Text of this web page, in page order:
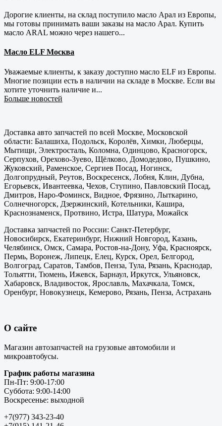
Дорогие клиенты, на склад поступило масло Арал из Европы,
мы готовы принимать ваши заказы на масло Арал. Купить
масло ARAL можно через нашего...
Масло ELF Москва
Уважаемые клиенты, к заказу доступно масло ELF из Европы.
Многие позиции есть в наличии на складе в Москве. Если вы
хотите уточнить наличие и...
Больше новостей
Доставка авто запчастей по всей Москве, Московской
области: Балашиха, Подольск, Королёв, Химки, Люберцы,
Мытищи, Электросталь, Коломна, Одинцово, Красногорск,
Серпухов, Орехово-Зуево, Щёлково, Домодедово, Пушкино,
Жуковский, Раменское, Сергиев Посад, Ногинск,
Долгопрудный, Реутов, Воскресенск, Лобня, Клин, Дубна,
Егорьевск, Ивантеевка, Чехов, Ступино, Павловский Посад,
Дмитров, Наро-Фоминск, Видное, Фрязино, Лыткарино,
Солнечногорск, Дзержинский, Котельники, Кашира,
Краснознаменск, Протвино, Истра, Шатура, Можайск
Доставка запчастей по России: Санкт-Петербург,
Новосибирск, Екатеринбург, Нижний Новгород, Казань,
Челябинск, Омск, Самара, Ростов-на-Дону, Уфа, Красноярск,
Пермь, Воронеж, Липецк, Елец, Курск, Орел, Белгород,
Волгоград, Саратов, Тамбов, Пенза, Тула, Рязань, Краснодар,
Тольятти, Тюмень, Ижевск, Барнаул, Иркутск, Ульяновск,
Хабаровск, Владивосток, Ярославль, Махачкала, Томск,
Оренбург, Новокузнецк, Кемерово, Рязань, Пенза, Астрахань
О сайте
Магазин автозапчастей на грузовые автомобили и
микроавтобусы.
График работы магазина
Пн-Пт: 9:00-17:00
Суббота: 9:00-14:00
Воскресенье: выходной
+7(977) 343-23-40